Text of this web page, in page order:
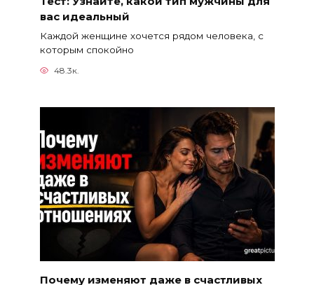
вас идеальный
Каждой женщине хочется рядом человека, с
которым спокойно
48.3к.
Почему изменяют даже в счастливых